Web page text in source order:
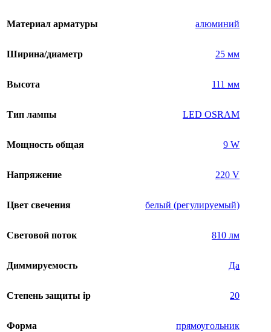
Материал арматуры алюминий
Ширина/диаметр 25 мм
Высота 111 мм
Тип лампы LED OSRAM
Мощность общая 9 W
Напряжение 220 V
Цвет свечения белый (регулируемый)
Световой поток 810 лм
Диммируемость Да
Степень защиты ip 20
Форма прямоугольник